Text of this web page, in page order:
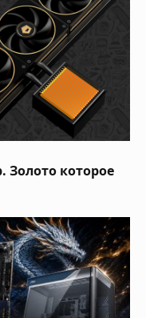
Золото которое